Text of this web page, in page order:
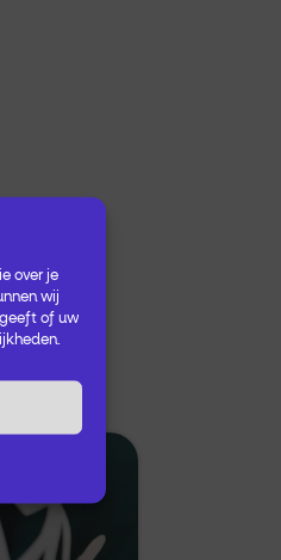
over je
wij
geeft of uw